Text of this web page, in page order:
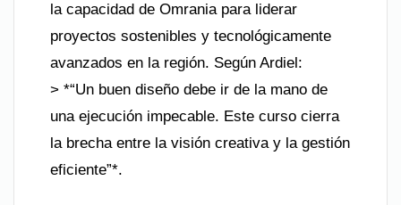
la capacidad de Omrania para liderar
proyectos sostenibles y tecnológicamente
avanzados en la región. Según Ardiel:
> *“Un buen diseño debe ir de la mano de
una ejecución impecable. Este curso cierra
la brecha entre la visión creativa y la gestión
eficiente”*.